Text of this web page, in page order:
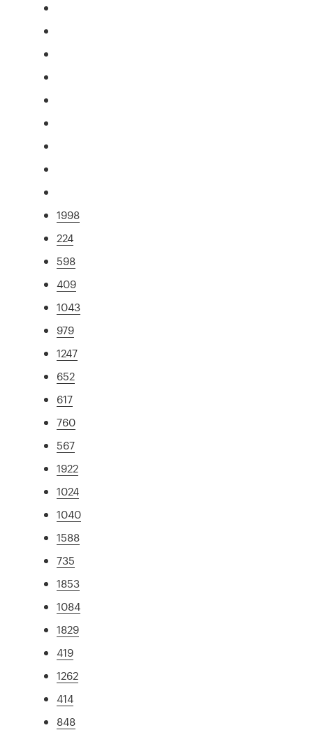
1998
224
598
409
1043
979
1247
652
617
760
567
1922
1024
1040
1588
735
1853
1084
1829
419
1262
414
848